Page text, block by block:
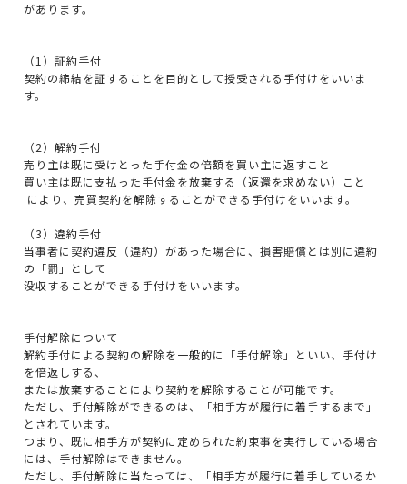
があります。
（1）証約手付
契約の締結を証することを目的として授受される手付けをいいま
す。
（2）解約手付
売り主は既に受けとった手付金の倍額を買い主に返すこと
買い主は既に支払った手付金を放棄する（返還を求めない）こと
により、売買契約を解除することができる手付けをいいます。
（3）違約手付
当事者に契約違反（違約）があった場合に、損害賠償とは別に違約
の「罰」として
没収することができる手付けをいいます。
手付解除について
解約手付による契約の解除を一般的に「手付解除」といい、手付け
を倍返しする、
または放棄することにより契約を解除することが可能です。
ただし、手付解除ができるのは、「相手方が履行に着手するまで」
とされています。
つまり、既に相手方が契約に定められた約束事を実行している場合
には、手付解除はできません。
ただし、手付解除に当たっては、「相手方が履行に着手しているか